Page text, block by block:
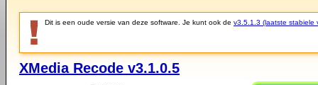
Dit is een oude versie van deze software. Je kunt ook de v3.5.1.3 (laatste stabiele
XMedia Recode v3.1.0.5